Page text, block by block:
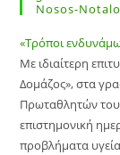
Nosos-
«Τρόποι
Με ιδιαίτερη
Δομάζος», στα
Πρωταθλητών
επιστημονική
προβλήματα